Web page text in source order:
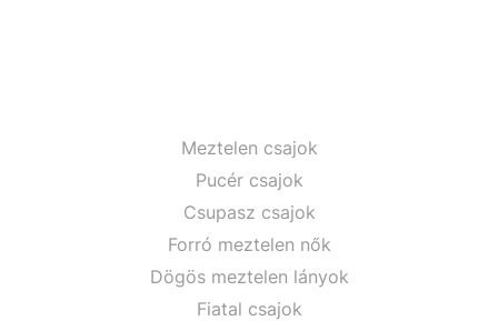
Meztelen csajok
Pucér csajok
Csupasz csajok
Forró meztelen nők
Dögös meztelen lányok
Fiatal csajok